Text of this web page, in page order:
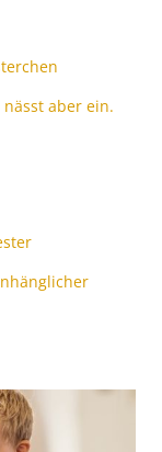
aber ein.